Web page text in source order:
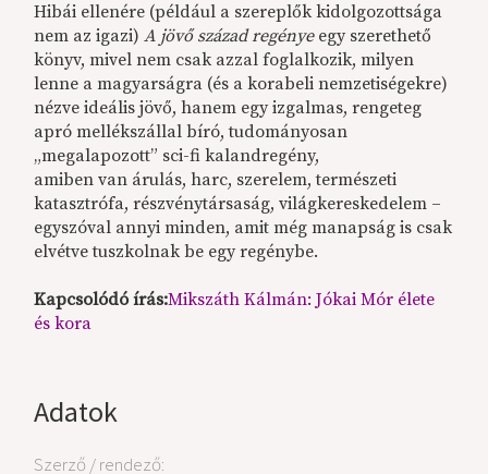
Adatok
Szerző / rendező:
Hibái ellenére (például a szereplők kidolgozottsága
nem az igazi)A jövő század regényeegy szerethető
könyv, mivel nem csak azzal foglalkozik, milyen
lenne a magyarságra (és a korabeli nemzetiségekre)
nézve ideális jövő, hanem egy izgalmas, rengeteg
apró mellékszállal bíró, tudományosan
„megalapozott” sci-fi kalandregény,
amiben van árulás, harc, szerelem, természeti
katasztrófa, részvénytársaság, világkereskedelem –
egyszóval annyi minden, amit még manapság is csak
elvétve tuszkolnak be egy regénybe.
Kapcsolódó írás:Mikszáth Kálmán: Jókai Mór élete
és kora